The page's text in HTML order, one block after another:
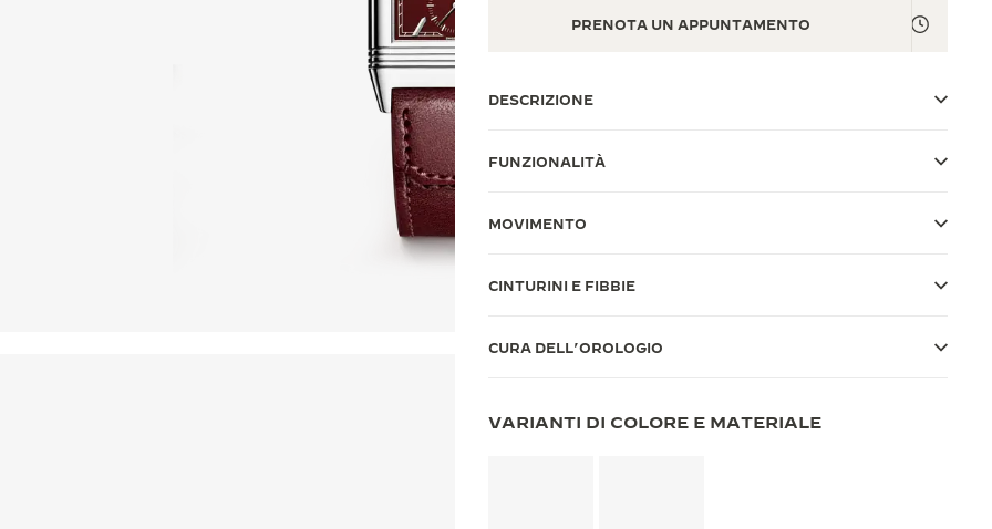
PRENOTA UN APPUNTAMENTO
DESCRIZIONE
FUNZIONALITÀ
MOVIMENTO
CINTURINI E FIBBIE
CURA DELL’OROLOGIO
VARIANTI DI COLORE E MATERIALE